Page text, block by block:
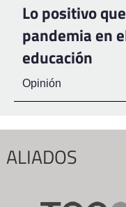
Lo positivo
pandemia en
educación
Opinión
ALIADOS